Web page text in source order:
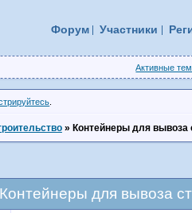
Форум Участники
Активные
» Контейнеры для вывоза
Контейнеры для вывоза